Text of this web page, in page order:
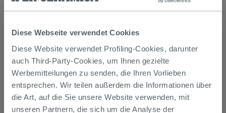
Diese Webseite verwendet Cookies
Diese Website verwendet Profiling-Cookies, darunter
auch Third-Party-Cookies, um Ihnen gezielte
Werbemitteilungen zu senden, die Ihren Vorlieben
entsprechen. Wir teilen außerdem die Informationen über
die Art, auf die Sie unsere Website verwenden, mit
unseren Partnern, die sich um die Analyse der
Versand
Die Waren werden normalerweise innerhalb von 15
Werktagen ab der Auftragsbestätigung zum Versand
gebracht.
Musterstücke werden normalerweise innerhalb von